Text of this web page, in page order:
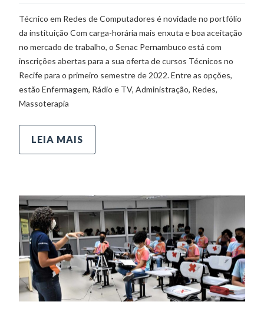
Técnico em Redes de Computadores é novidade no portfólio
da instituição Com carga-horária mais enxuta e boa aceitação
no mercado de trabalho, o Senac Pernambuco está com
inscrições abertas para a sua oferta de cursos Técnicos no
Recife para o primeiro semestre de 2022. Entre as opções,
estão Enfermagem, Rádio e TV, Administração, Redes,
Massoterapia
LEIA MAIS